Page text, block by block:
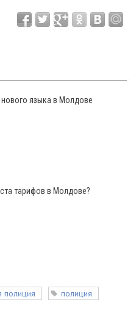
языка в Молдове
тарифов в Молдове?
полиция
полиция